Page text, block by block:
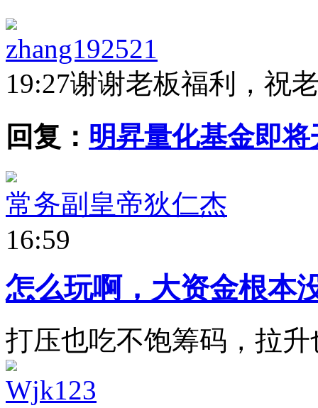
zhang192521
19:27谢谢老板福利，祝
回复： 明昇量化基金即
常务副皇帝狄仁杰
16:59
怎么玩啊，大资金根本
打压也吃不饱筹码，拉
Wjk123